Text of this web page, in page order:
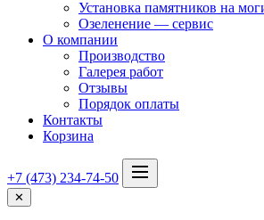
Установка памятников на
Озеленение — сервис
О компании
Производство
Галерея работ
Отзывы
Порядок оплаты
Контакты
Корзина
+7 (473) 234-74-50
✕